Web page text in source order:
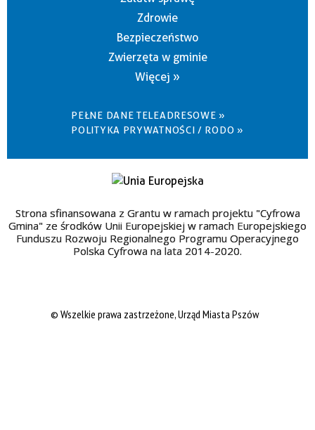
Zdrowie
Bezpieczeństwo
Zwierzęta w gminie
Więcej »
PEŁNE DANE TELEADRESOWE »
POLITYKA PRYWATNOŚCI / RODO »
Strona sfinansowana z Grantu w ramach projektu "Cyfrowa
Gmina" ze środków Unii Europejskiej w ramach Europejskiego
Funduszu Rozwoju Regionalnego Programu Operacyjnego
Polska Cyfrowa na lata 2014-2020.
© Wszelkie prawa zastrzeżone, Urząd Miasta Pszów